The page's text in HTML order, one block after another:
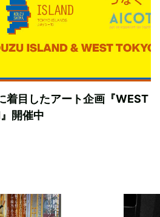
着目したアート企画『WEST
開催中